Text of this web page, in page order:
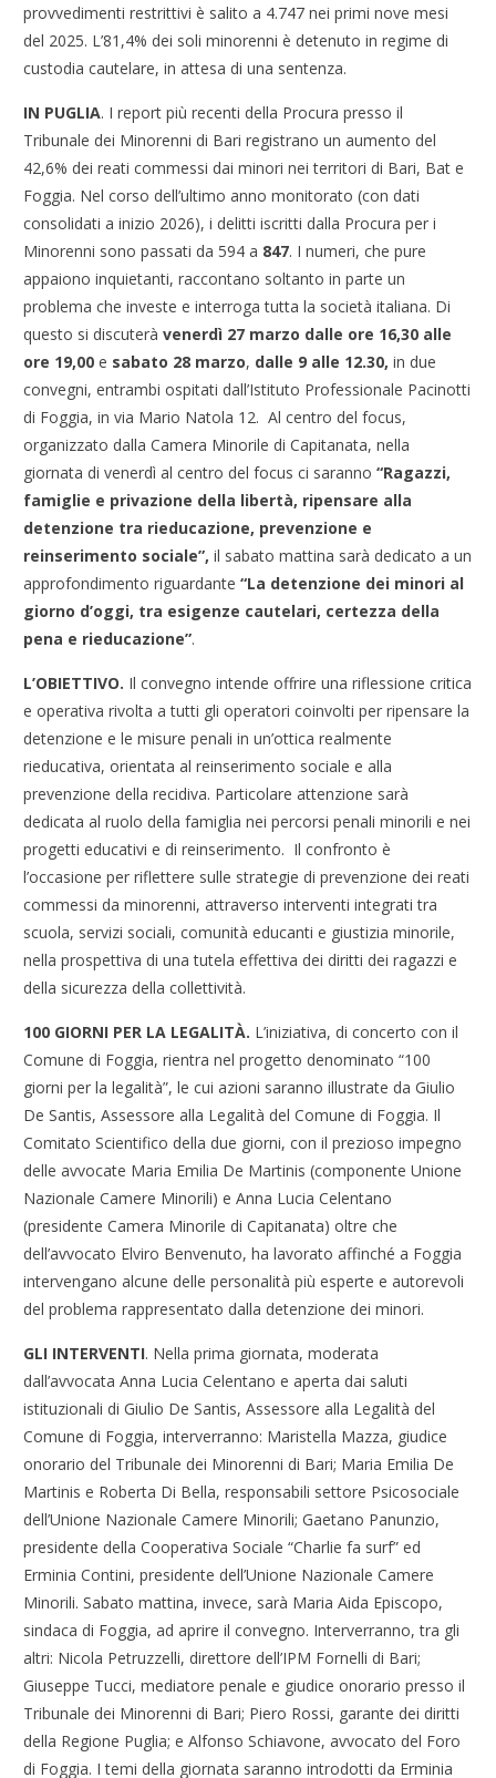
provvedimenti restrittivi è salito a 4.747 nei primi nove mesi
del 2025. L’81,4% dei soli minorenni è detenuto in regime di
custodia cautelare, in attesa di una sentenza.
IN PUGLIA. I report più recenti della Procura presso il
Tribunale dei Minorenni di Bari registrano un aumento del
42,6% dei reati commessi dai minori nei territori di Bari, Bat e
Foggia. Nel corso dell’ultimo anno monitorato (con dati
consolidati a inizio 2026), i delitti iscritti dalla Procura per i
Minorenni sono passati da 594 a 847. I numeri, che pure
appaiono inquietanti, raccontano soltanto in parte un
problema che investe e interroga tutta la società italiana. Di
questo si discuteràvenerdì 27 marzo dalle ore 16,30 alle
ore 19,00 e sabato 28 marzo, dalle 9 alle 12.30, in due
convegni, entrambi ospitati dall’Istituto Professionale Pacinotti
di Foggia, in via Mario Natola 12. Al centro del focus,
organizzato dalla Camera Minorile di Capitanata, nella
giornata di venerdì al centro del focus ci saranno“Ragazzi,
famiglie e privazione della libertà, ripensare alla
detenzione tra rieducazione, prevenzione e
reinserimento sociale”,il sabato mattina sarà dedicato a un
approfondimento riguardante“La detenzione dei minori al
giorno d’oggi, tra esigenze cautelari, certezza della
pena e rieducazione”.
L’OBIETTIVO. Il convegno intende offrire una riflessione critica
e operativa rivolta a tutti gli operatori coinvolti per ripensare la
detenzione e le misure penali in un’ottica realmente
rieducativa, orientata al reinserimento sociale e alla
prevenzione della recidiva. Particolare attenzione sarà
dedicata al ruolo della famiglia nei percorsi penali minorili e nei
progetti educativi e di reinserimento. Il confronto è
l’occasione per riflettere sulle strategie di prevenzione dei reati
commessi da minorenni, attraverso interventi integrati tra
scuola, servizi sociali, comunità educanti e giustizia minorile,
nella prospettiva di una tutela effettiva dei diritti dei ragazzi e
della sicurezza della collettività.
100 GIORNI PER LA LEGALITÀ. L’iniziativa, di concerto con il
Comune di Foggia, rientra nel progetto denominato “100
giorni per la legalità”, le cui azioni saranno illustrate da Giulio
De Santis, Assessore alla Legalità del Comune di Foggia. Il
Comitato Scientifico della due giorni, con il prezioso impegno
delle avvocate Maria Emilia De Martinis (componente Unione
Nazionale Camere Minorili) e Anna Lucia Celentano
(presidente Camera Minorile di Capitanata) oltre che
dell’avvocato Elviro Benvenuto, ha lavorato affinché a Foggia
intervengano alcune delle personalità più esperte e autorevoli
del problema rappresentato dalla detenzione dei minori.
GLI INTERVENTI. Nella prima giornata, moderata
dall’avvocata Anna Lucia Celentano e aperta dai saluti
istituzionali di Giulio De Santis, Assessore alla Legalità del
Comune di Foggia, interverranno: Maristella Mazza, giudice
onorario del Tribunale dei Minorenni di Bari; Maria Emilia De
Martinis e Roberta Di Bella, responsabili settore Psicosociale
dell’Unione Nazionale Camere Minorili; Gaetano Panunzio,
presidente della Cooperativa Sociale “Charlie fa surf” ed
Erminia Contini, presidente dell’Unione Nazionale Camere
Minorili. Sabato mattina, invece, sarà Maria Aida Episcopo,
sindaca di Foggia, ad aprire il convegno. Interverranno, tra gli
altri: Nicola Petruzzelli, direttore dell’IPM Fornelli di Bari;
Giuseppe Tucci, mediatore penale e giudice onorario presso il
Tribunale dei Minorenni di Bari; Piero Rossi, garante dei diritti
della Regione Puglia; e Alfonso Schiavone, avvocato del Foro
di Foggia. I temi della giornata saranno introdotti da Erminia